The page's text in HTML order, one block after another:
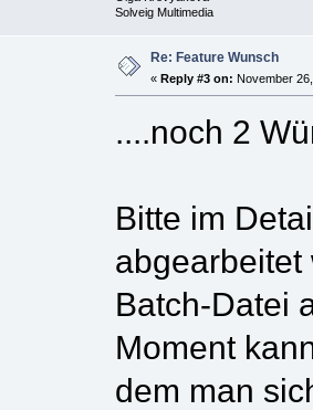
Solveig Multimedia
Re: Feature Wunsch
« Reply #3 on: November
....noch 2
Bitte im
Batch-Datei
Moment
dem man